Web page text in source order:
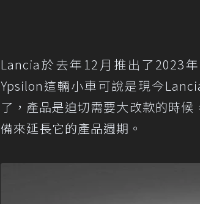
Lancia於去年12月推出了2023
Ypsilon這輛小車可說是現今
了，產品是迫切需要大改款的時
備來延長它的產品週期。